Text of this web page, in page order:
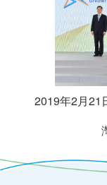
2019年2月21